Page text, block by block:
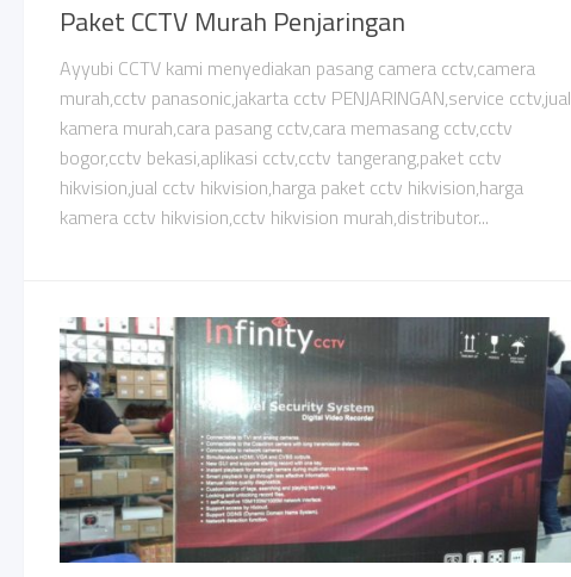
Paket CCTV Murah Penjaringan
Ayyubi CCTV kami menyediakan pasang camera cctv,camera
murah,cctv panasonic,jakarta cctv PENJARINGAN,service cctv,jual
kamera murah,cara pasang cctv,cara memasang cctv,cctv
bogor,cctv bekasi,aplikasi cctv,cctv tangerang,paket cctv
hikvision,jual cctv hikvision,harga paket cctv hikvision,harga
kamera cctv hikvision,cctv hikvision murah,distributor...